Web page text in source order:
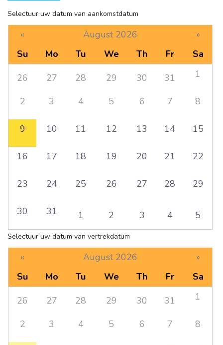
Selectuur uw datum van aankomstdatum
« August 2026
»
Su
Mo Tu We Th Fr
Sa
26
27 28 29 30 31 1
2 3 4 5 6 7 8
9 10 11 12 13 14 15
16 17 18 19 20 21 22
23 24 25 26 27 28 29
30 31 1 2 3 4 5
Selectuur uw datum van vertrekdatum
« August 2026
»
Su
Mo Tu We Th Fr
Sa
26
27 28 29 30 31 1
2 3 4 5 6 7 8